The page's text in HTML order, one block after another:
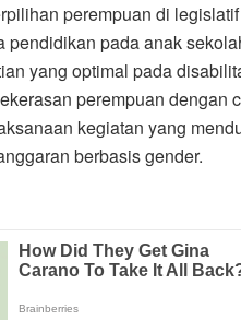
perempuan di
pendidikan pada anak
yang optimal pada
perempuan dengan
kegiatan yang
berbasis gender.